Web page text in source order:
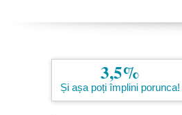
3,5%
Și așa poți împlini porunca!